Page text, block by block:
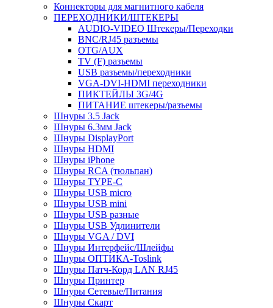
Коннекторы для магнитного кабеля
ПЕРЕХОДНИКИ/ШТЕКЕРЫ
AUDIO-VIDEO Штекеры/Переходки
BNC/RJ45 разъемы
OTG/AUX
TV (F) разъемы
USB разъемы/переходники
VGA-DVI-HDMI переходники
ПИКТЕЙЛЫ 3G/4G
ПИТАНИЕ штекеры/разъемы
Шнуры 3.5 Jack
Шнуры 6.3мм Jack
Шнуры DisplayPort
Шнуры HDMI
Шнуры iPhone
Шнуры RCA (тюльпан)
Шнуры TYPE-C
Шнуры USB micro
Шнуры USB mini
Шнуры USB разные
Шнуры USB Удлинители
Шнуры VGA / DVI
Шнуры Интерфейс/Шлейфы
Шнуры ОПТИКА-Toslink
Шнуры Патч-Корд LAN RJ45
Шнуры Принтер
Шнуры Сетевые/Питания
Шнуры Скарт